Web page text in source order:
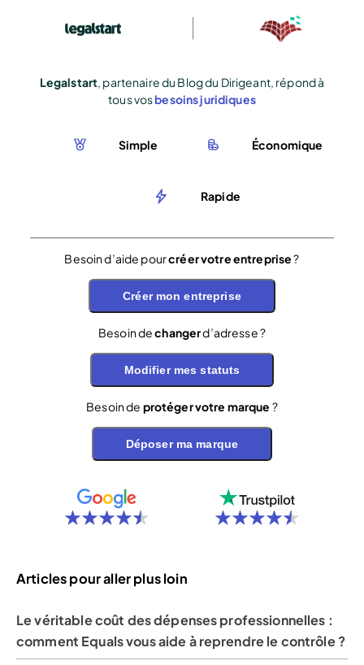
Legalstart, partenaire du Blog du Dirigeant, répond à
tous vosbesoins juridiques
Simple Économique
Rapide
Besoin d’aide pourcréer votre entreprise?
Créer mon entreprise
Besoin dechangerd’adresse ?
Modifier mes statuts
Besoin de protéger votre marque ?
Déposer ma marque
Articles pour aller plus loin
Le véritable coût des dépenses professionnelles :
comment Equals vous aide à reprendre le contrôle ?